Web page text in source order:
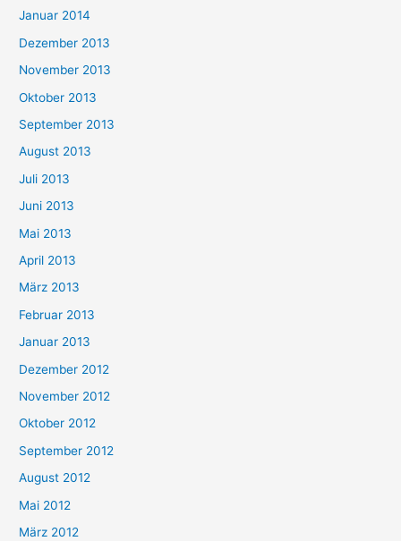
Januar 2014
Dezember 2013
November 2013
Oktober 2013
September 2013
August 2013
Juli 2013
Juni 2013
Mai 2013
April 2013
März 2013
Februar 2013
Januar 2013
Dezember 2012
November 2012
Oktober 2012
September 2012
August 2012
Mai 2012
März 2012